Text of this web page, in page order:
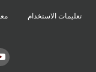
تعليمات الاستخدام